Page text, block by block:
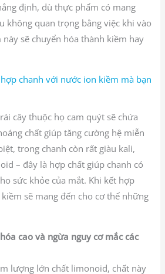
định, dù thực phẩm có mang
không quan trọng bằng việc khi vào
này sẽ chuyển hóa thành kiềm hay
chanh với nước ion kiềm mà bạn
cây thuộc họ cam quýt sẽ chứa
chất giúp tăng cường hệ miễn
trong chanh còn rất giàu kali,
– đây là hợp chất giúp chanh có
sức khỏe của mắt. Khi kết hợp
sẽ mang đến cho cơ thể những
cao và ngừa nguy cơ mắc các
lượng lớn chất limonoid, chất này